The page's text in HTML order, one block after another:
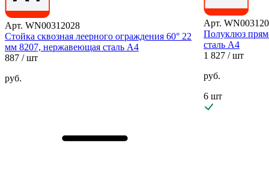
Арт. WN00312028
Стойка сквозная леерного ограждения 60° 22
мм 8207, нержавеющая сталь А4
887 / шт
руб.
Арт.
Полуклюз
сталь A4
1 827 / шт
руб.
6 шт